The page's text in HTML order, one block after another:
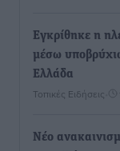
Εγκρίθηκε η
μέσω
Ελλάδα
Τοπικές Ειδήσεις
Νέο